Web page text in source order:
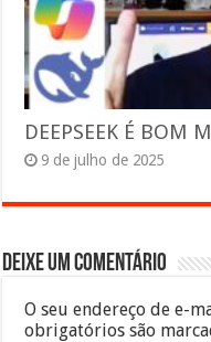
DEEPSEEK É BOM
9 de julho de 2025
Deixe um comentário
O seu endereço de e-
obrigatórios são